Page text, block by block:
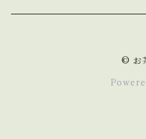
© お